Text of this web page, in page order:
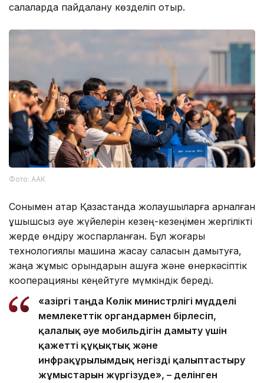
салаларда пайдалану көзделіп отыр.
Фото: ААК
Сонымен қатар Қазақстанда жолаушыларға арналған
ұшқышсыз әуе жүйелерін кезең-кезеңімен жергілікті
жерде өндіру жоспарланған. Бұл жоғары
технологиялы машина жасау саласын дамытуға,
жаңа жұмыс орындарын ашуға және өнеркәсіптік
кооперацияны кеңейтуге мүмкіндік береді.
«Қазіргі таңда Көлік министрлігі мүдделі
мемлекеттік органдармен бірлесіп,
қалалық әуе мобильдігін дамыту үшін
қажетті құқықтық және
инфрақұрылымдық негізді қалыптастыру
жұмыстарын жүргізуде», – делінген